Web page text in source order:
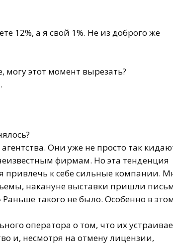
12%, а я свой 1%. Не из доброго же
могу этот момент вырезать?
Они уже не просто так
фирмам. Но эта тенденция
к себе сильные компании.
накануне выставки пришли
такого не было. Особенно в
оператора о том, что их
и, несмотря на отмену лицензии,